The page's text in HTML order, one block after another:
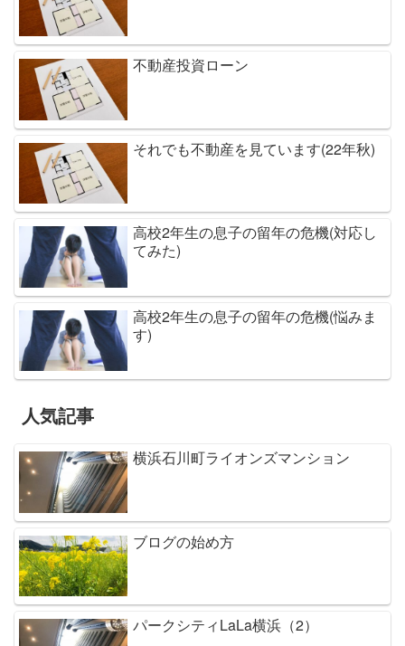
不動産投資ローン
それでも不動産を見ています(22年秋)
高校2年生の息子の留年の危機(対応し
てみた)
高校2年生の息子の留年の危機(悩みま
す)
人気記事
横浜石川町ライオンズマンション
ブログの始め方
パークシティLaLa横浜（2）